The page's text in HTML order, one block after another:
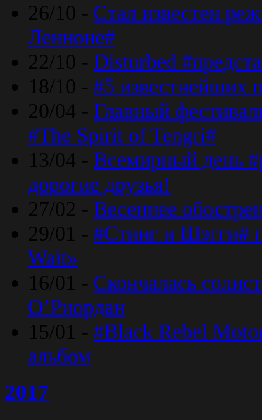
26/10 - Стал известен
Ленноне#
22/10 - Disturbed
18/10 - #5 известнейших
20/04 - Главный
#The Spirit of Tengri#
13/04 - Всемирный день
дорогие друзья!
27/02 - Весеннее
29/01 - #Стинг и Шэгги#
Wait»
16/01 - Скончалась
O’Риордан
15/01 - #Black Rebel
альбом
2017